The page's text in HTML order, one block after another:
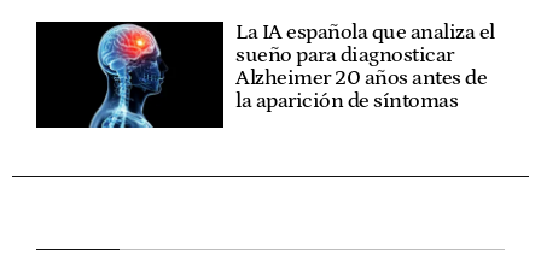
La IA española que analiza el
sueño para diagnosticar
Alzheimer 20 años antes de
la aparición de síntomas